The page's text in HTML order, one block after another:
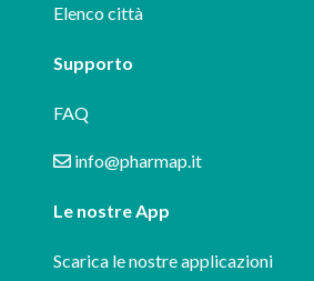
Elenco città
Supporto
FAQ
info@pharmap.it
Le nostre App
Scarica le nostre applicazioni